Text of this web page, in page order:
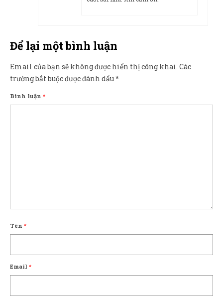
Để lại một bình luận
Email của bạn sẽ không được hiển thị công khai. Các
trường bắt buộc được đánh dấu*
Bình luận *
Tên *
Email *